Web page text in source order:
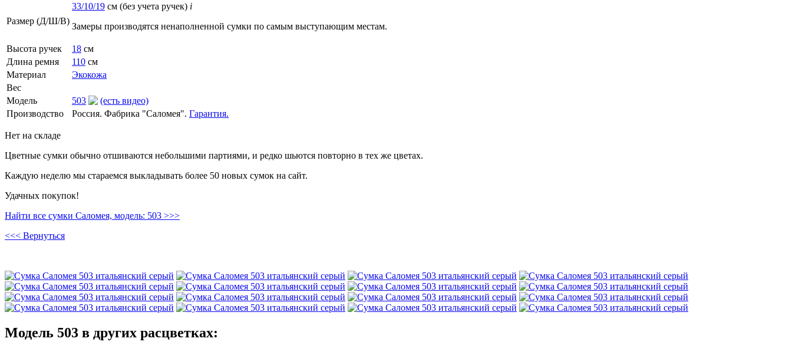
Размер (Д/Ш/В)
33/10/19 см (без учета ручек) i
Замеры производятся ненаполненной сумки по самым выступающим местам.
Высота ручек 18 см
Длина ремня
110 см
Материал
Экокожа
Вес
Модель
503
(есть видео)
Производство
Россия. Фабрика "Саломея". Гарантия.
Нет на складе
Цветные сумки обычно отшиваются небольшими партиями, и редко шьются повторно в тех же цветах.
Каждую неделю мы стараемся выкладывать более 50 новых сумок на сайт.
Удачных покупок!
Найти все сумки Саломея, модель: 503 >>>
<<< Вернуться
Модель 503 в других расцветках: